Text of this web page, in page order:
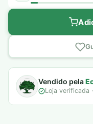
Vendido pela
Loja verificada